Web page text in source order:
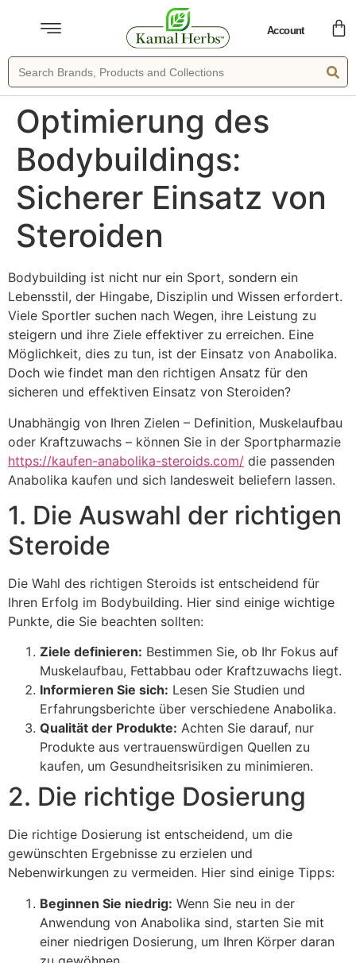
Account
Optimierung des
Bodybuildings:
Sicherer Einsatz von
Steroiden
Bodybuilding ist nicht nur ein Sport, sondern ein
Lebensstil, der Hingabe, Disziplin und Wissen erfordert.
Viele Sportler suchen nach Wegen, ihre Leistung zu
steigern und ihre Ziele effektiver zu erreichen. Eine
Möglichkeit, dies zu tun, ist der Einsatz von Anabolika.
Doch wie findet man den richtigen Ansatz für den
sicheren und effektiven Einsatz von Steroiden?
Unabhängig von Ihren Zielen – Definition, Muskelaufbau
oder Kraftzuwachs – können Sie in der Sportpharmazie
https://kaufen-anabolika-steroids.com/ die passenden
Anabolika kaufen und sich landesweit beliefern lassen.
1. Die Auswahl der richtigen
Steroide
Die Wahl des richtigen Steroids ist entscheidend für
Ihren Erfolg im Bodybuilding. Hier sind einige wichtige
Punkte, die Sie beachten sollten:
Ziele definieren: Bestimmen Sie, ob Ihr Fokus auf
Muskelaufbau, Fettabbau oder Kraftzuwachs liegt.
Informieren Sie sich: Lesen Sie Studien und
Erfahrungsberichte über verschiedene Anabolika.
Qualität der Produkte: Achten Sie darauf, nur
Produkte aus vertrauenswürdigen Quellen zu
kaufen, um Gesundheitsrisiken zu minimieren.
2. Die richtige Dosierung
Die richtige Dosierung ist entscheidend, um die
gewünschten Ergebnisse zu erzielen und
Nebenwirkungen zu vermeiden. Hier sind einige Tipps:
Beginnen Sie niedrig: Wenn Sie neu in der
Anwendung von Anabolika sind, starten Sie mit
einer niedrigen Dosierung, um Ihren Körper daran